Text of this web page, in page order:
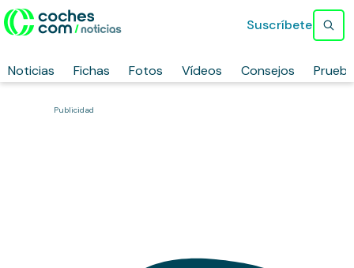
Noticias Fichas Fotos Vídeos Consejos
Suscríbete
Publicidad